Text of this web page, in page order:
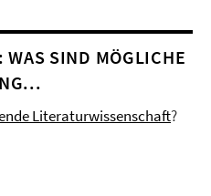
SIND MÖGLICHE
Literaturwissenschaft?